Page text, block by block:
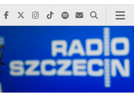
Najlepiej po prostu do nas zadzwoń
Odwiedź nas na Facebook-u
Odwiedź nas na X
Odwiedź nas na Instagram-ie
Odwiedź nas na TikTok-u
Szukaj nas na Spotify
Wyślij do nas
Szukaj